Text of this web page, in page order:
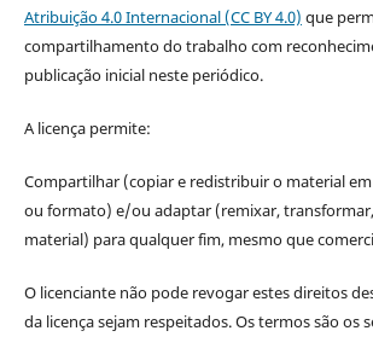
Atribuição 4.0 Internacional (CC BY 4.0) que
compartilhamento do trabalho com
publicação inicial neste periódico.
A licença permite:
Compartilhar (copiar e redistribuir o material
ou formato) e/ou adaptar (remixar,
material) para qualquer fim, mesmo que
O licenciante não pode revogar estes direitos
da licença sejam respeitados. Os termos são os